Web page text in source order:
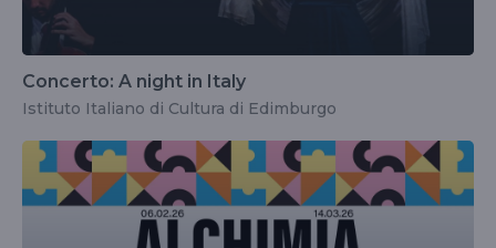
Concerto: A night in Italy
Istituto Italiano di Cultura di Edimburgo